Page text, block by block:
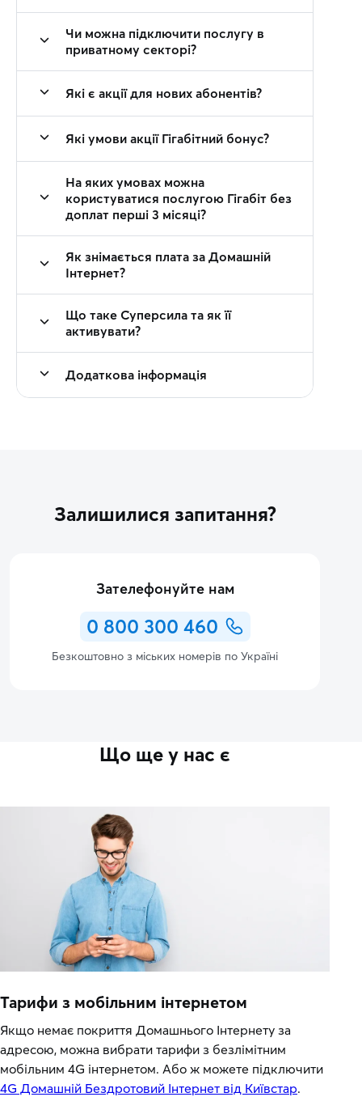
Чи можна підключити послугу в
приватному секторі?
Які є акції для нових абонентів?
Які умови акції Гігабітний бонус?
На яких умовах можна
користуватися послугою Гігабіт без
доплат перші 3 місяці?
Як знімається плата за Домашній
Інтернет?
Що таке Суперсила та як її
активувати?
Додаткова інформація
Залишилися запитання?
Зателефонуйте нам
0 800 300 460
Безкоштовно з міських номерів по Україні
Що ще у нас є
Тарифи з мобільним інтернетом
Якщо немає покриття Домашнього Інтернету за
адресою, можна вибрати тарифи з безлімітним
мобільним 4G інтернетом. Або ж можете підключити
4G Домашній Бездротовий Інтернет від Київстар.